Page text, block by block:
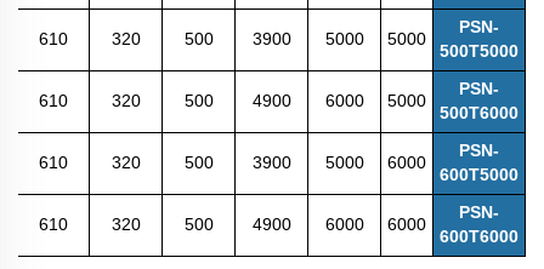
PSN-
500T5000
5000
5000
3900
500
320
610
PSN-
500T6000
5000
6000
4900
500
320
610
PSN-
600T5000
6000
5000
3900
500
320
610
PSN-
600T6000
6000
6000
4900
500
320
610